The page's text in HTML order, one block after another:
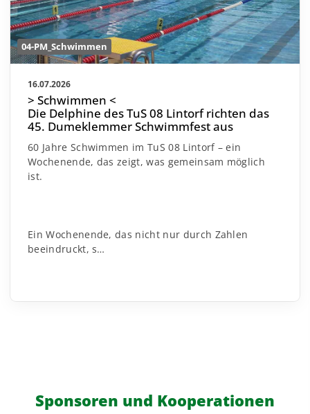
04-PM_Schwimmen
16.07.2026
> Schwimmen <
Die Delphine des TuS 08 Lintorf richten das
45. Dumeklemmer Schwimmfest aus
60 Jahre Schwimmen im TuS 08 Lintorf – ein
Wochenende, das zeigt, was gemeinsam möglich
ist.
Ein Wochenende, das nicht nur durch Zahlen
beeindruckt, s…
Sponsoren und Kooperationen